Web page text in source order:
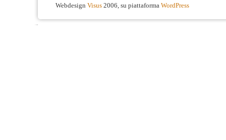
Webdesign Visus 2006, su piattaforma WordPress